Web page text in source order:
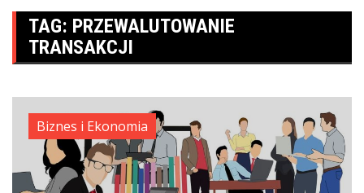
TAG: PRZEWALUTOWANIE
TRANSAKCJI
Biznes i Ekonomia